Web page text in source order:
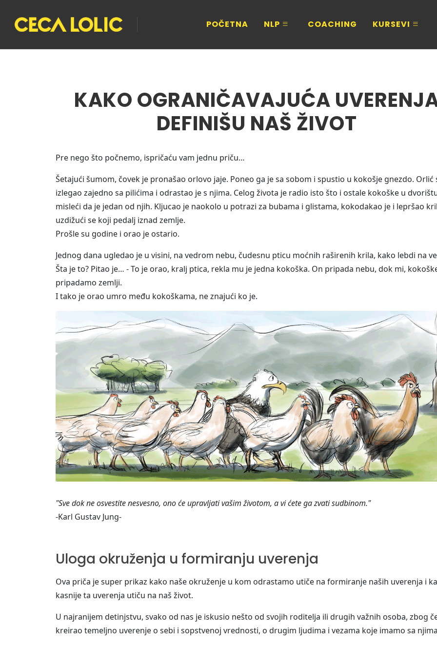
POČETNA NLP COACHING KURSEVI
KAKO OGRANIČAVAJUĆA
DEFINIŠU NAŠ ŽIVOT
Pre nego što počnemo, ispričaću vam jednu priču…
Šetajući šumom, čovek je pronašao orlovo jaje. Poneo ga je sa sobom i spustio u kokošje gnezdo. Orlić
izlegao zajedno sa pilićima i odrastao je s njima. Celog života je radio isto što i ostale kokoške u
misleći da je jedan od njih. Kljucao je naokolo u potrazi za bubama i glistama, kokodakao je i lepršao
uzdižući se koji pedalj iznad zemlje.
Prošle su godine i orao je ostario.
Jednog dana ugledao je u visini, na vedrom nebu, čudesnu pticu moćnih raširenih krila, kako lebdi na
Šta je to? Pitao je… - To je orao, kralj ptica, rekla mu je jedna kokoška. On pripada nebu, dok mi,
pripadamo zemlji.
I tako je orao umro među kokoškama, ne znajući ko je.
"Sve dok ne osvestite nesvesno, ono će upravljati vašim životom, a vi ćete ga zvati sudbinom."
-Karl Gustav Jung-
Uloga okruženja u formiranju uverenja
Ova priča je super prikaz kako naše okruženje u kom odrastamo utiče na formiranje naših uverenja i
kasnije ta uverenja utiču na naš život.
U najranijem detinjstvu, svako od nas je iskusio nešto od svojih roditelja ili drugih važnih osoba, zbog
kreirao temeljno uverenje o sebi i sopstvenoj vrednosti, o drugim ljudima i vezama koje imamo sa